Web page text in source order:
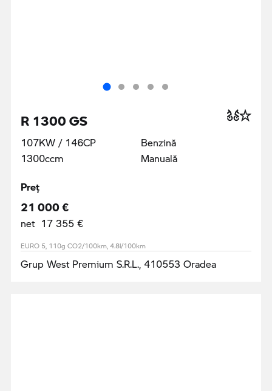
R 1300 GS
107KW / 146CP
1300ccm
Benzină
Manuală
Preţ
21 000 €
net 17 355 €
EURO 5, 110g CO2/100km, 4.8l/100km
Grup West Premium S.R.L., 410553 Oradea